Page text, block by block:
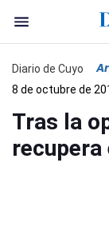
Diario de Cuyo
8 de octubre de
Tras la